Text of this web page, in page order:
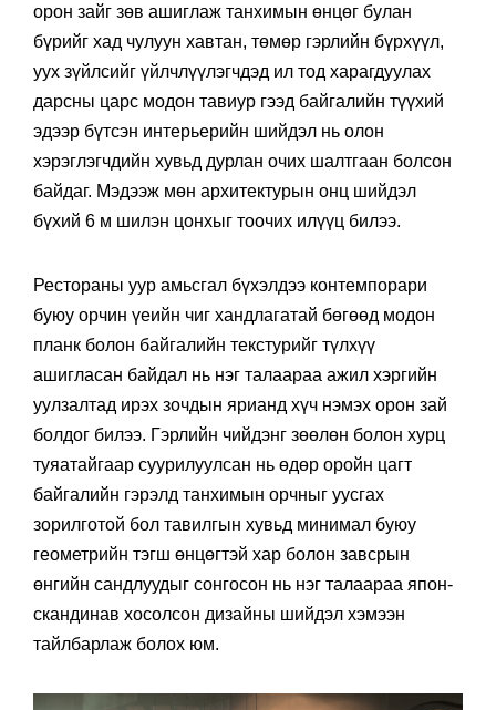
орон зайг зөв ашиглаж танхимын өнцөг булан
бүрийг хад чулуун хавтан, төмөр гэрлийн бүрхүүл,
уух зүйлсийг үйлчлүүлэгчдэд ил тод харагдуулах
дарсны царс модон тавиур гээд байгалийн түүхий
эдээр бүтсэн интерьерийн шийдэл нь олон
хэрэглэгчдийн хувьд дурлан очих шалтгаан болсон
байдаг. Мэдээж мөн архитектурын онц шийдэл
бүхий 6 м шилэн цонхыг тоочих илүүц билээ.
Рестораны уур амьсгал бүхэлдээ контемпорари
буюу орчин үеийн чиг хандлагатай бөгөөд модон
планк болон байгалийн текстурийг түлхүү
ашигласан байдал нь нэг талаараа ажил хэргийн
уулзалтад ирэх зочдын ярианд хүч нэмэх орон зай
болдог билээ. Гэрлийн чийдэнг зөөлөн болон хурц
туяатайгаар суурилуулсан нь өдөр оройн цагт
байгалийн гэрэлд танхимын орчныг уусгах
зорилготой бол тавилгын хувьд минимал буюу
геометрийн тэгш өнцөгтэй хар болон завсрын
өнгийн сандлуудыг сонгосон нь нэг талаараа япон-
скандинав хосолсон дизайны шийдэл хэмээн
тайлбарлаж болох юм.